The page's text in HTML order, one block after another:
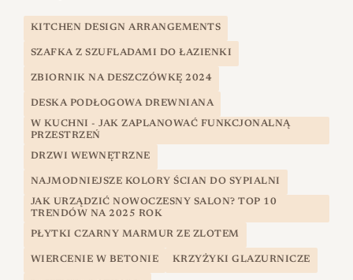
KITCHEN DESIGN ARRANGEMENTS
SZAFKA Z SZUFLADAMI DO ŁAZIENKI
ZBIORNIK NA DESZCZÓWKĘ 2024
DESKA PODŁOGOWA DREWNIANA
W KUCHNI - JAK ZAPLANOWAĆ FUNKCJONALNĄ
PRZESTRZEŃ
DRZWI WEWNĘTRZNE
NAJMODNIEJSZE KOLORY ŚCIAN DO SYPIALNI
JAK URZĄDZIĆ NOWOCZESNY SALON? TOP 10
TRENDÓW NA 2025 ROK
PŁYTKI CZARNY MARMUR ZE ZLOTEM
WIERCENIE W BETONIE KRZYŻYKI GLAZURNICZE